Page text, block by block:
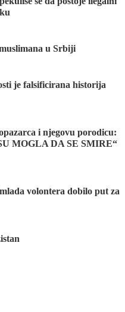
u Srbiji
je falsificirana historija
i njegovu porodicu:
MOGLA DA SE SMIRE“
volontera dobilo put za